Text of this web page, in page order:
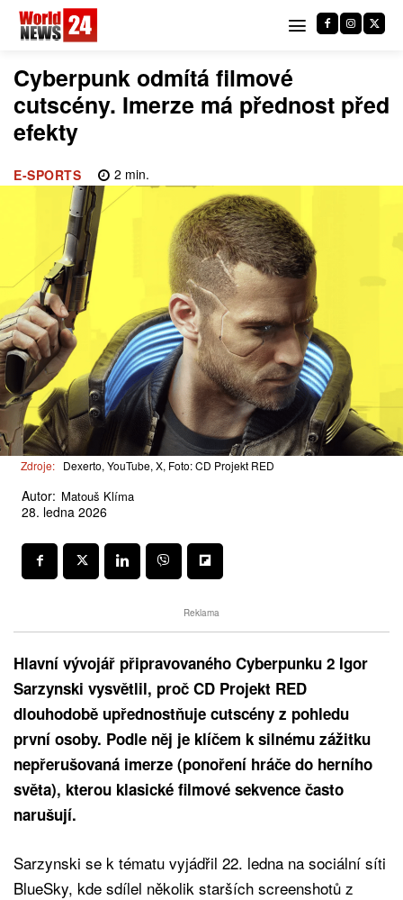
Cyberpunk odmítá filmové
cutscény. Imerze má přednost před
efekty
E-SPORTS 2 min.
Zdroje: Dexerto, YouTube, X, Foto: CD Projekt RED
Autor: Matouš Klíma
28. ledna 2026
Reklama
Hlavní vývojář připravovaného Cyberpunku 2 Igor
Sarzynski vysvětlil, proč CD Projekt RED
dlouhodobě upřednostňuje cutscény z pohledu
první osoby. Podle něj je klíčem k silnému zážitku
nepřerušovaná imerze (ponoření hráče do herního
světa), kterou klasické filmové sekvence často
narušují.
Sarzynski se k tématu vyjádřil 22. ledna na sociální síti
BlueSky, kde sdílel několik starších screenshotů z